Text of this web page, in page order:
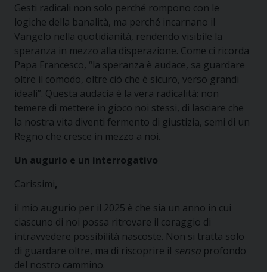
Gesti radicali non solo perché rompono con le
logiche della banalità, ma perché incarnano il
Vangelo nella quotidianità, rendendo visibile la
speranza in mezzo alla disperazione. Come ci ricorda
Papa Francesco, “la speranza è audace, sa guardare
oltre il comodo, oltre ciò che è sicuro, verso grandi
ideali”. Questa audacia è la vera radicalità: non
temere di mettere in gioco noi stessi, di lasciare che
la nostra vita diventi fermento di giustizia, semi di un
Regno che cresce in mezzo a noi.
Un augurio e un interrogativo
Carissimi,
il mio augurio per il 2025 è che sia un anno in cui
ciascuno di noi possa ritrovare il coraggio di
intravvedere possibilità nascoste. Non si tratta solo
di guardare oltre, ma di riscoprire il senso profondo
del nostro cammino.